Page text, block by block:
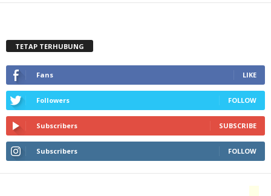
TETAP TERHUBUNG
Fans LIKE
Followers FOLLOW
Subscribers SUBSCRIBE
Subscribers FOLLOW